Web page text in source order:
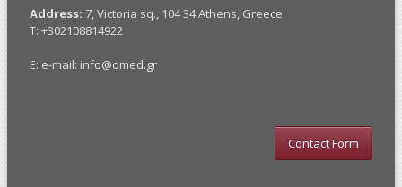
Address: 7, Victoria sq., 104 34 Athens, Greece
Τ: +302108814922
E: e-mail: info@omed.gr
Contact Form